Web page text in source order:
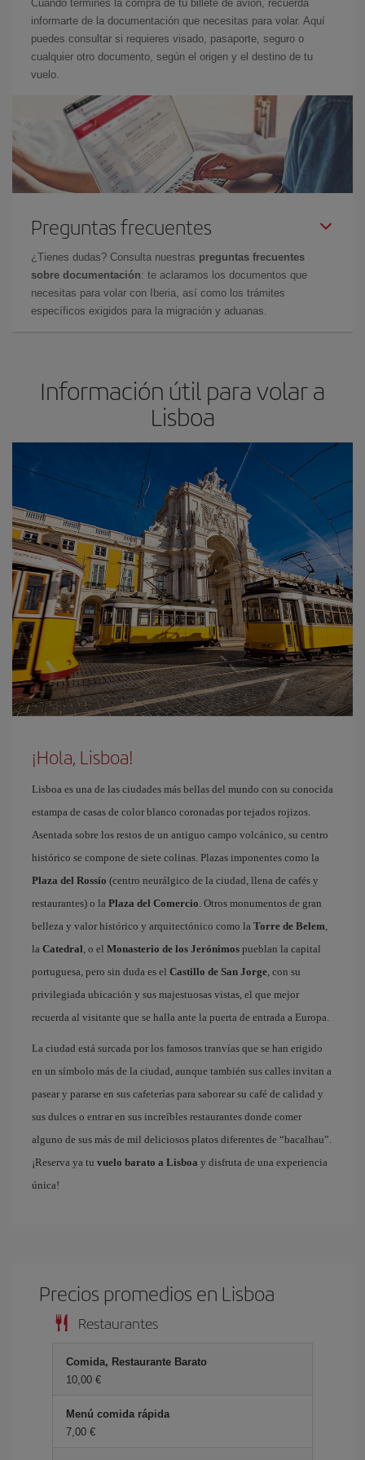
Cuando termines la compra de tu billete de avión, recuerda
informarte de la documentación que necesitas para volar. Aquí
puedes consultar si requieres visado, pasaporte, seguro o
cualquier otro documento, según el origen y el destino de tu
vuelo.
Preguntas frecuentes
¿Tienes dudas? Consulta nuestras preguntas frecuentes
sobre documentación: te aclaramos los documentos que
necesitas para volar con Iberia, así como los trámites
específicos exigidos para la migración y aduanas.
Información útil para volar a
Lisboa
¡Hola, Lisboa!
Lisboa es una de las ciudades más bellas del mundo con su conocida
estampa de casas de color blanco coronadas por tejados rojizos.
Asentada sobre los restos de un antiguo campo volcánico, su centro
histórico se compone de siete colinas. Plazas imponentes como la
Plaza del Rossío (centro neurálgico de la ciudad, llena de cafés y
restaurantes) o la Plaza del Comercio. Otros monumentos de gran
belleza y valor histórico y arquitectónico como la Torre de Belem,
la Catedral, o el Monasterio de los Jerónimos pueblan la capital
portuguesa, pero sin duda es el Castillo de San Jorge, con su
privilegiada ubicación y sus majestuosas vistas, el que mejor
recuerda al visitante que se halla ante la puerta de entrada a Europa.
La ciudad está surcada por los famosos tranvías que se han erigido
en un símbolo más de la ciudad, aunque también sus calles invitan a
pasear y pararse en sus cafeterías para saborear su café de calidad y
sus dulces o entrar en sus increíbles restaurantes donde comer
alguno de sus más de mil deliciosos platos diferentes de “bacalhau”.
¡Reserva ya tu vuelo barato a Lisboa y disfruta de una experiencia
única!
Precios promedios en Lisboa
Restaurantes
Comida, Restaurante Barato
10,00 €
Menú comida rápida
7,00 €